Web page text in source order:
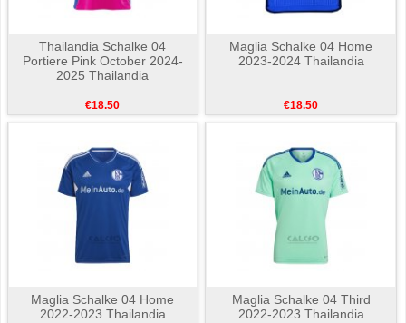
Thailandia Schalke 04
Portiere Pink October 2024-
2025 Thailandia
€18.50
Maglia Schalke 04 Home
2023-2024 Thailandia
€18.50
Maglia Schalke 04 Home
2022-2023 Thailandia
Maglia Schalke 04 Third
2022-2023 Thailandia